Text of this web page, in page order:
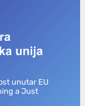
unutar EU
a Just